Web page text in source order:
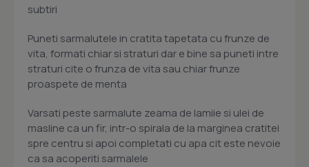
subtiri
Puneti sarmalutele in cratita tapetata cu frunze de
vita, formati chiar si straturi dar e bine sa puneti intre
straturi cite o frunza de vita sau chiar frunze
proaspete de menta
Varsati peste sarmalute zeama de lamiie si ulei de
masline ca un fir, intr-o spirala de la marginea cratitei
spre centru si apoi completati cu apa cit este nevoie
ca sa acoperiti sarmalele